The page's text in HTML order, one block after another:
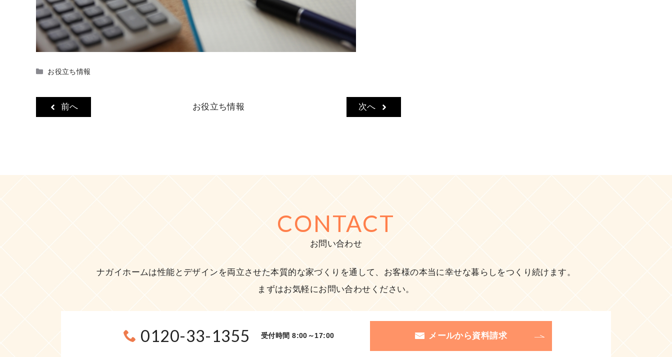
カ
お役立ち情報
前へ お役立ち情報 次へ
CONTACT
お問い合わせ
ナガイホームは性能とデザインを両立させた本質的な家づくりを通して、お客様の本当に幸せな暮らしをつくり続けます。
まずはお気軽にお問い合わせください。
0120-33-1355 受付時間 8:00～17:00 メールから資料請求